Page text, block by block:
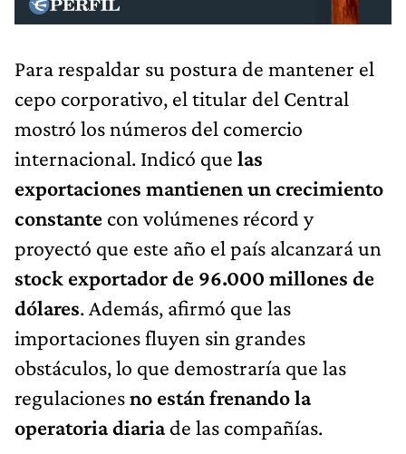
Para respaldar su postura de mantener el
cepo corporativo, el titular del Central
mostró los números del comercio
internacional. Indicó que las
exportaciones mantienen un crecimiento
constante con volúmenes récord y
proyectó que este año el país alcanzará un
stock exportador de 96.000 millones de
dólares. Además, afirmó que las
importaciones fluyen sin grandes
obstáculos, lo que demostraría que las
regulacionesno están frenando la
operatoria diariade las compañías.